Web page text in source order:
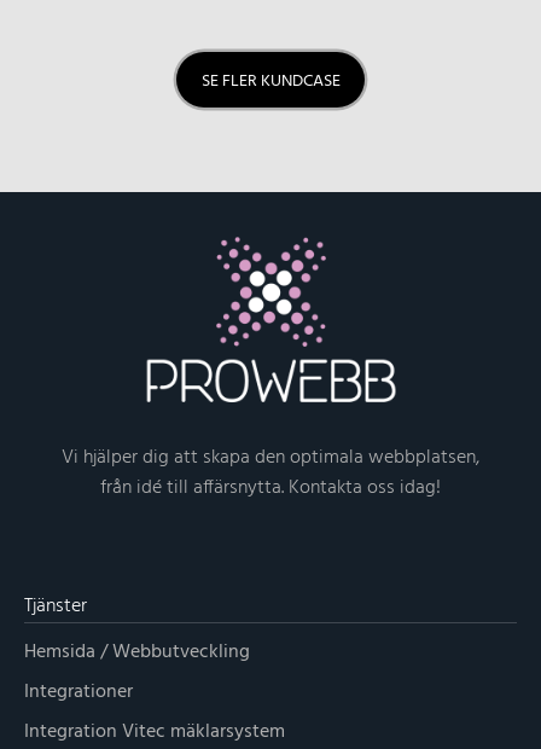
SE FLER KUNDCASE
Vi hjälper dig att skapa den optimala webbplatsen,
från idé till affärsnytta. Kontakta oss idag!
Tjänster
Hemsida / Webbutveckling
Integrationer
Integration Vitec mäklarsystem